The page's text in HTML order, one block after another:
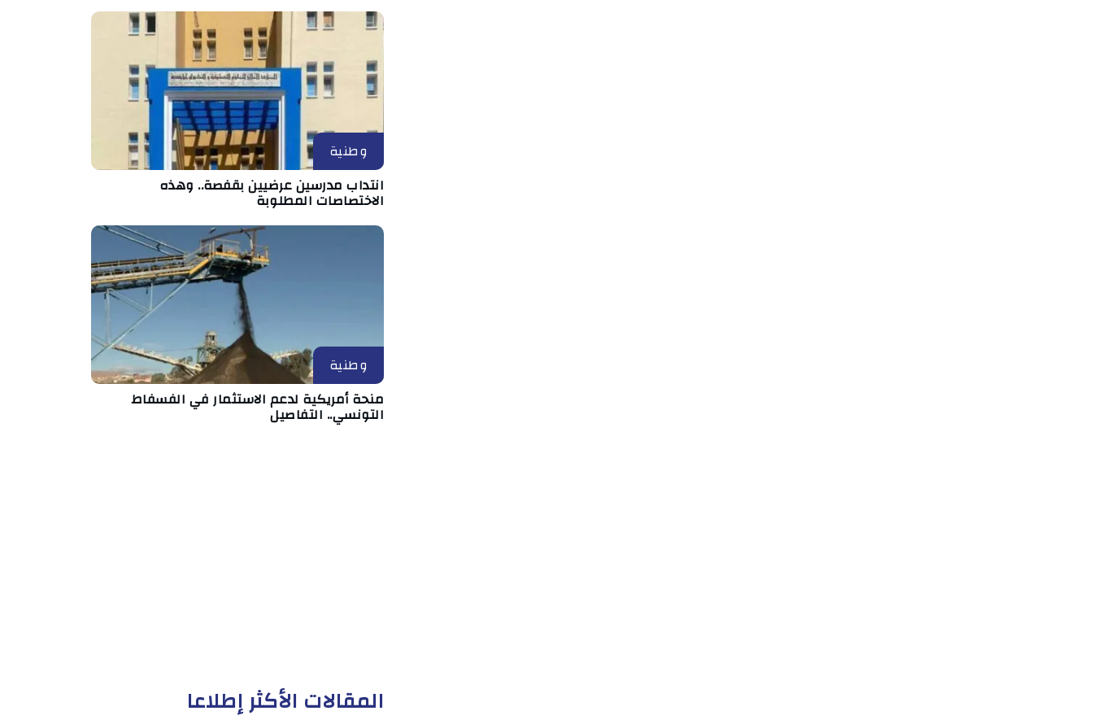
وطنية
انتداب مدرسين عرضيين بقفصة.. وهذه
الاختصاصات المطلوبة
وطنية
منحة أمريكية لدعم الاستثمار في الفسفاط
التونسي.. التفاصيل
المقالات الأكثر إطلاعا